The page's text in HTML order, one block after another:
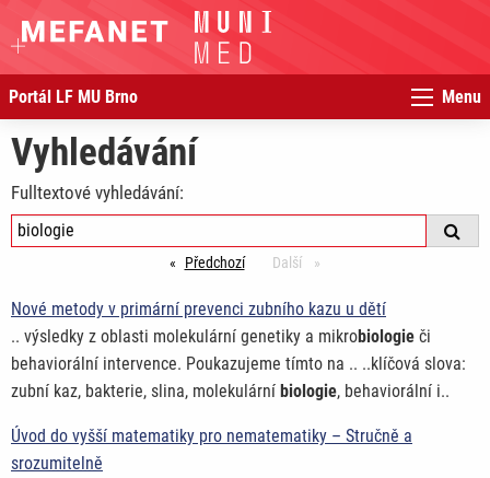
Portál LF MU Brno Menu
Vyhledávání
Fulltextové vyhledávání:
PředchozístránkaDalší stránka
Nové metody v primární prevenci zubního kazu u dětí
.. výsledky z oblasti molekulární genetiky a mikrobiologie či
behaviorální intervence. Poukazujeme tímto na .. ..klíčová slova:
zubní kaz, bakterie, slina, molekulární biologie, behaviorální i..
Úvod do vyšší matematiky pro nematematiky – Stručně a
srozumitelně